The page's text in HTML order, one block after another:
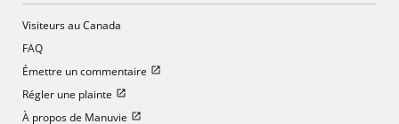
Visiteurs au Canada
FAQ
Émettre un commentaire Ouvrir dans une nouvelle fenetre
Régler une plainte Ouvrir dans une nouvelle fenetre
À propos de Manuvie Ouvrir dans une nouvelle fenetre